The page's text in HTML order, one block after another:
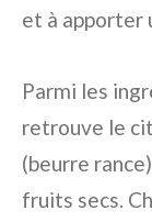
et à apporter
Parmi les
retrouve le
(beurre
fruits secs.